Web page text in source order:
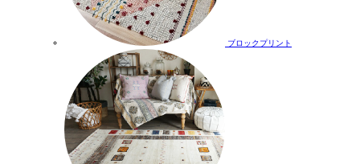
ブロックプリント